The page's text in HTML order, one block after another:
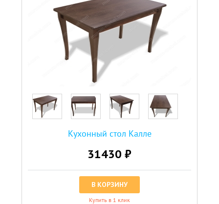
Кухонный стол Калле
31430 ₽
В КОРЗИНУ
Купить в 1 клик